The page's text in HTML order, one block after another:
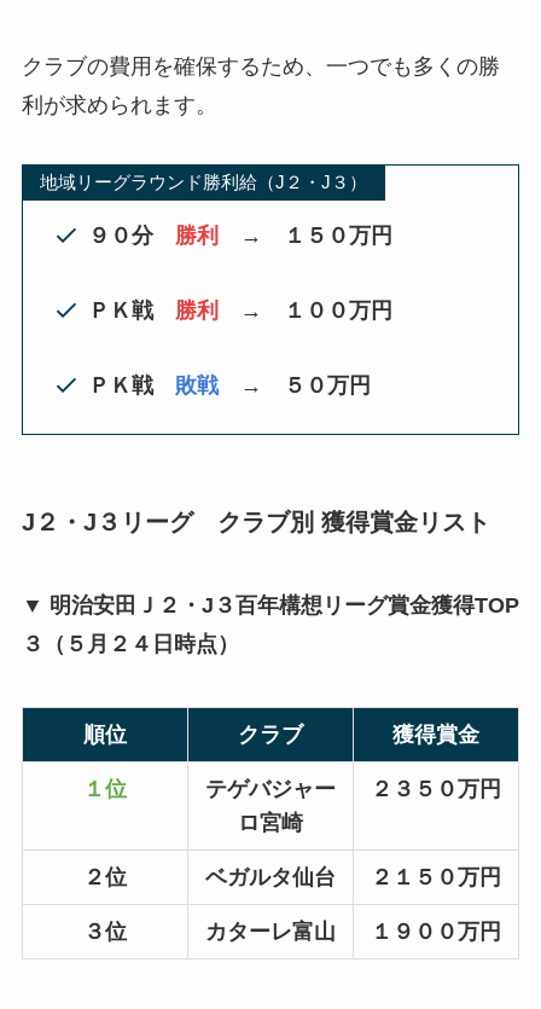
クラブの費用を確保するため、一つでも多くの勝
利が求められます。
地域リーグラウンド勝利給（J２・J３）
９０分 勝利 → １５０万円
ＰＫ戦 勝利 → １００万円
ＰＫ戦 敗戦 → ５０万円
J２・J３リーグ クラブ別 獲得賞金リスト
▼ 明治安田Ｊ２・J３百年構想リーグ賞金獲得TOP
３（５月２４日時点）
順位 クラブ 獲得賞金
１位
テゲバジャー
ロ宮崎
２３５０万円
２位 ベガルタ仙台 ２１５０万円
３位 カターレ富山 １９００万円